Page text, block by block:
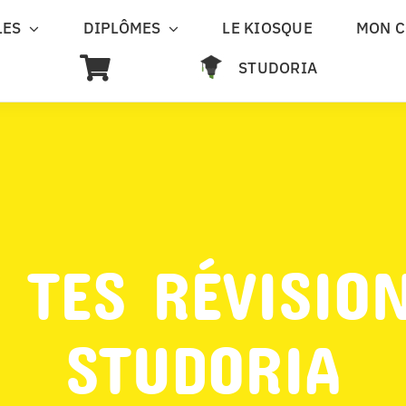
DIPLÔMES LE KIOSQUE
MON
STUDORIA
TES
STUDORIA